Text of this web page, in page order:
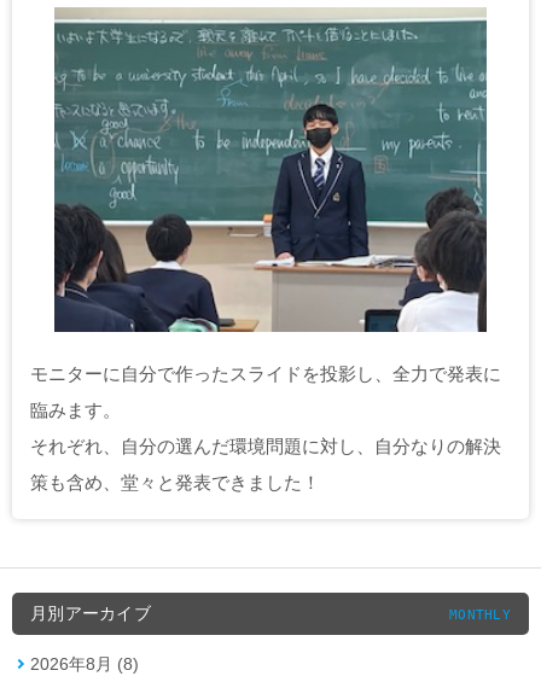
モニターに自分で作ったスライドを投影し、全力で発表に
臨みます。
それぞれ、自分の選んだ環境問題に対し、自分なりの解決
策も含め、堂々と発表できました！
月別アーカイブ MONTHLY
2026年8月 (8)